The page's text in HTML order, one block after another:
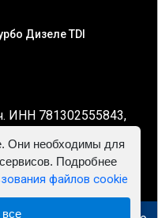
Дизеле TDI
ИНН 781302555843,
Они необходимы для
Подробнее
файлов cookie